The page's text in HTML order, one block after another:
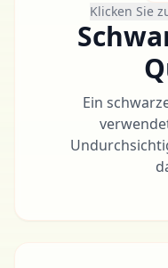
Klicken Sie
Ein